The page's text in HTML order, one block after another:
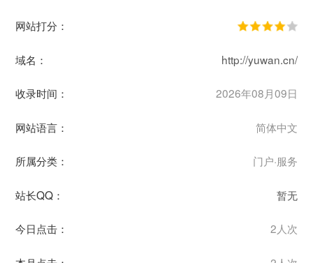
网站打分：
域名： http://yuwan.cn/
收录时间： 2026年08月09日
网站语言： 简体中文
所属分类： 门户·服务
站长QQ： 暂无
今日点击： 2人次